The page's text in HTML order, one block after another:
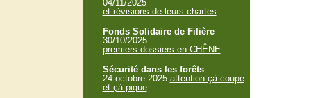
04/11/2025
et révisions de leurs chartes
Fonds Solidaire de Filière
30/10/2025
premiers dossiers en CHÊNE
Sécurité dans les forêts
24 octobre 2025 attention çà coupe
et çà pique